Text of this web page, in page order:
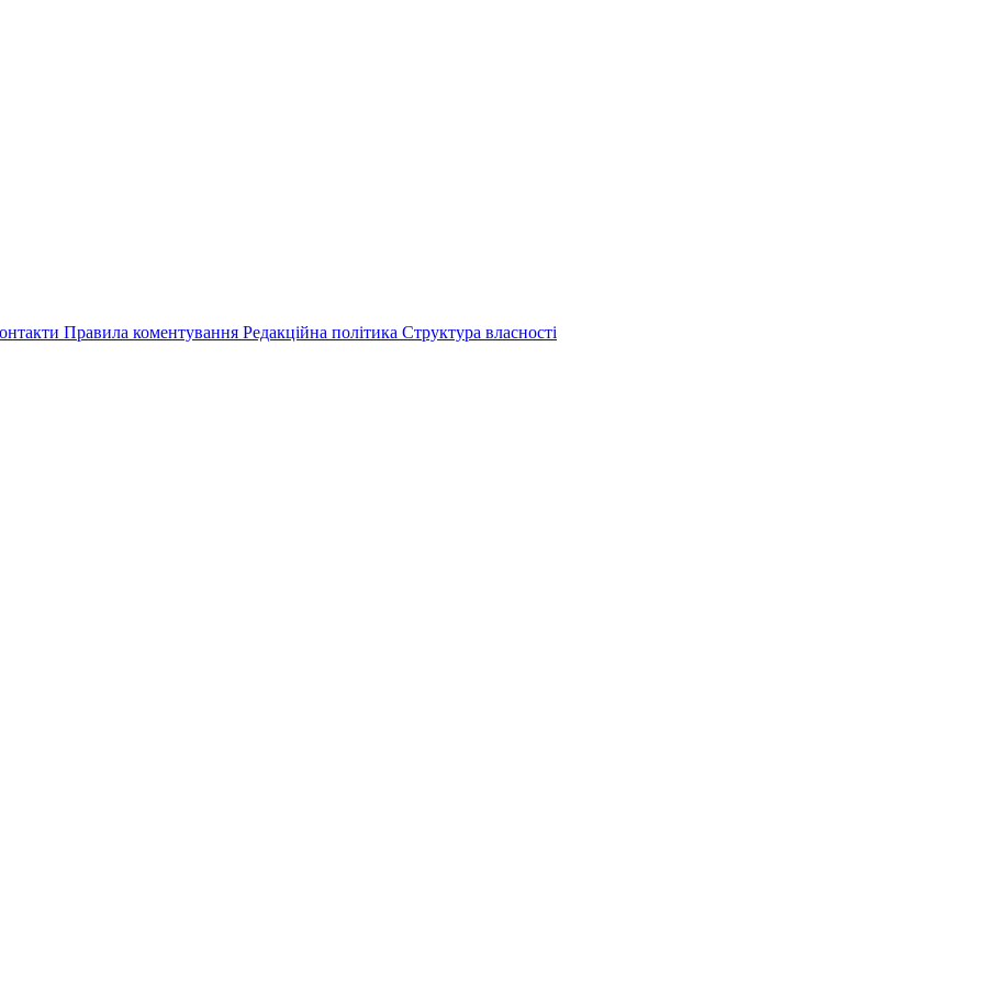
Правила коментування Редакційна політика Структура власності